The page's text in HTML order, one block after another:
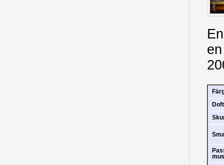
Doft